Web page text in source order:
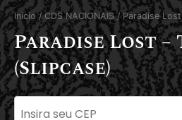
Início/CDS NACIONAIS/ Paradise Lost
Paradise Lost
(Slipcase)